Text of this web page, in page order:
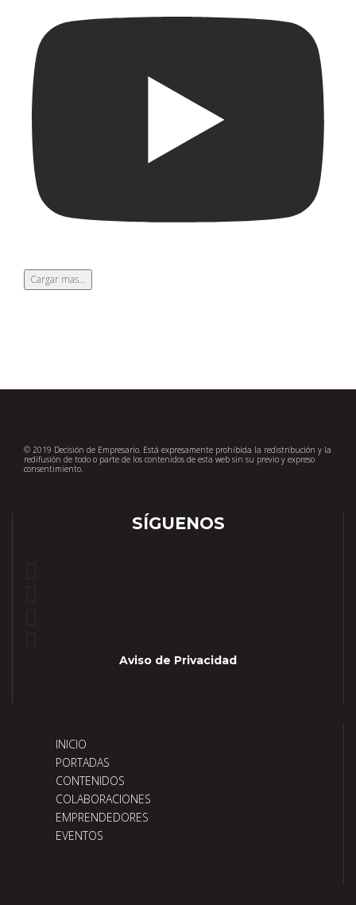
Cargar mas...
© 2019 Decisión de Empresario. Está expresamente prohibida la redistribución y la
redifusión de todo o parte de los contenidos de esta web sin su previo y expreso
consentimiento.
SÍGUENOS
Aviso de Privacidad
INICIO
PORTADAS
CONTENIDOS
COLABORACIONES
EMPRENDEDORES
EVENTOS